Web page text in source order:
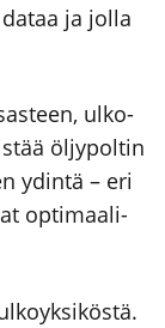
ja jol­la
ulko­
öljy­pol­tin
ydin­tä – eri
opti­maa­li­